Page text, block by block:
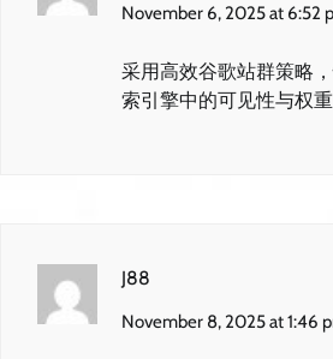
November 6, 2025 at 6:52
采用高效谷歌站群策略
索引擎中的可见性与权重
J88
November 8, 2025 at 1:46